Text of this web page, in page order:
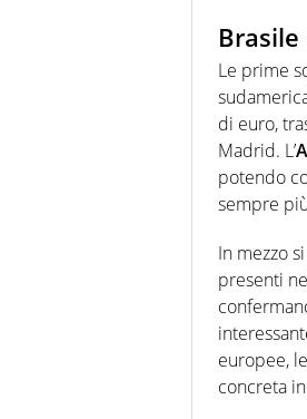
Le prime
di euro,
Madrid. L’
potendo
sempre
In mezzo
presenti
europee,
concreta